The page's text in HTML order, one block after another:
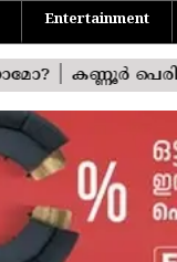
Entertainment